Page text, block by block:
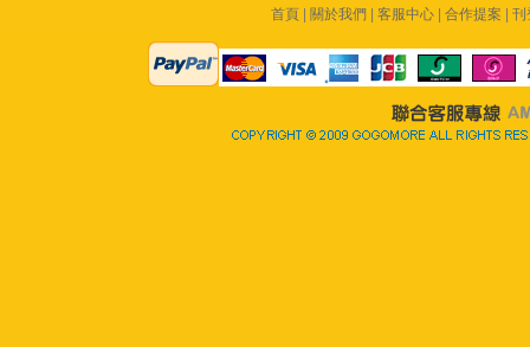
首頁 關於我們 客服中心 合作提案 刊